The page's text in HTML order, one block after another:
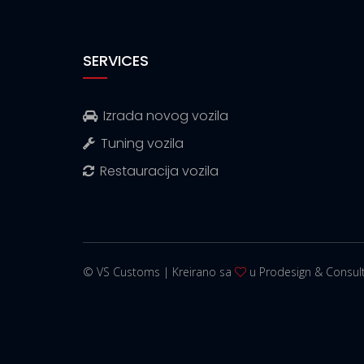
SERVICES
Izrada novog vozila
Tuning vozila
Restauracija vozila
© VS Customs | Kreirano sa u Prodesign &